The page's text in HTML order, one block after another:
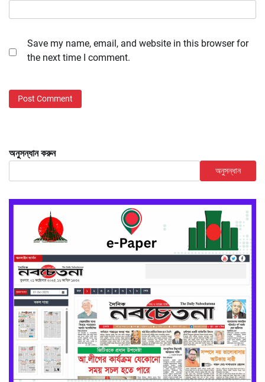
Save my name, email, and website in this browser for
the next time I comment.
অনুসন্ধান করুন
অনুসন্ধান